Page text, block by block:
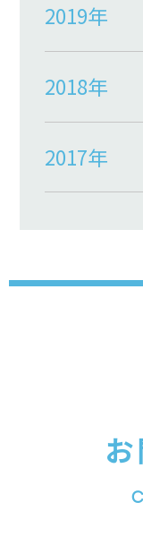
2019年
2018年
2017年